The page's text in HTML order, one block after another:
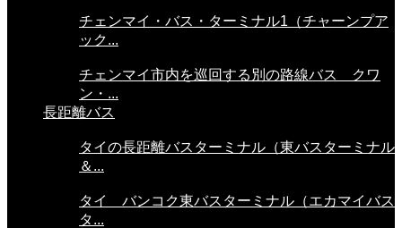
チェンマイ・バス・ターミナル1（チャーンプア
ック...
チェンマイ市内を巡回する別の路線バス クワ
ン・...
長距離バス
タイの長距離バスターミナル（東バスターミナル
＆...
タイ バンコク東バスターミナル（エカマイバス
タ...